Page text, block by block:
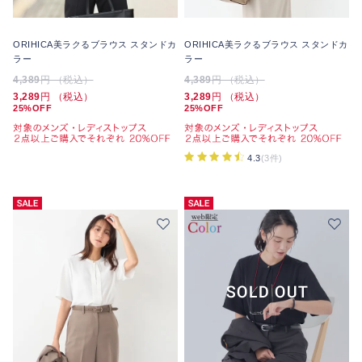
ORIHICA美ラクるブラウス スタンドカ
ラー
4,389円 （税込）
3,289 円 （税込）
25%OFF
ORIHICA美ラクるブラウス スタンドカ
ラー
4,389円 （税込）
3,289 円 （税込）
25%OFF
4.3(3件)